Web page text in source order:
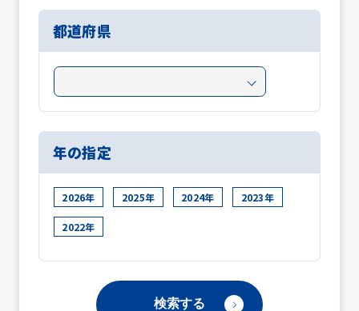
都道府県
年の指定
2026年 2025年 2024年 2023年
2022年